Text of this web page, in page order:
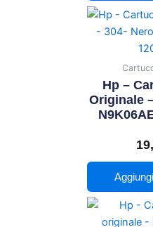
Hp –
Originale